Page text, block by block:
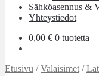
Sähköasennus &
Yhteystiedot
0,00 € 0 tuotetta
Etusivu /Valaisimet /